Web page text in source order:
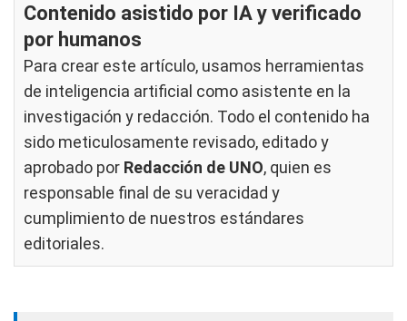
Contenido asistido por IA y verificado
por humanos
Para crear este artículo, usamos herramientas
de inteligencia artificial como asistente en la
investigación y redacción. Todo el contenido ha
sido meticulosamente revisado, editado y
aprobado por Redacción de UNO, quien es
responsable final de su veracidad y
cumplimiento de nuestros estándares
editoriales.